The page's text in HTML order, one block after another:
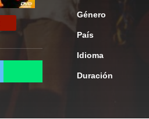
Género
País
Idioma
Duración